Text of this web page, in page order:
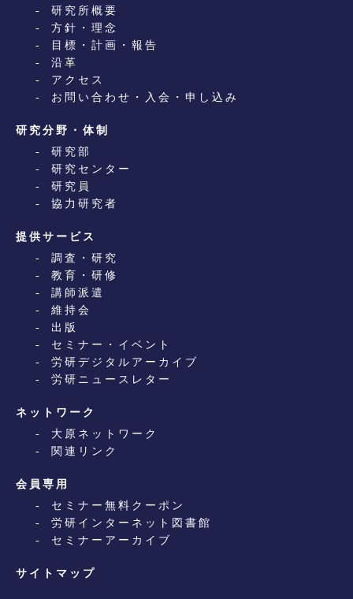
研究所概要
方針・理念
目標・計画・報告
沿革
アクセス
お問い合わせ・入会・申し込み
研究分野・体制
研究部
研究センター
研究員
協力研究者
提供サービス
調査・研究
教育・研修
講師派遣
維持会
出版
セミナー・イベント
労研デジタルアーカイブ
労研ニュースレター
ネットワーク
大原ネットワーク
関連リンク
会員専用
セミナー無料クーポン
労研インターネット図書館
セミナーアーカイブ
サイトマップ